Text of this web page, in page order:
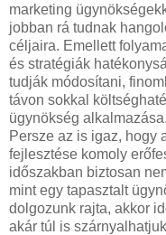
marketing
jobban rá tudnak
céljaira. Emellett
és stratégiák
tudják módosítani,
távon sokkal
ügynökség alkalmazása.
Persze az is igaz, hogy
fejlesztése komoly
időszakban biztosan
mint egy tapasztalt
dolgozunk rajta, akkor
akár túl is